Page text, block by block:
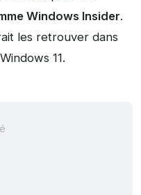
Windows Insider.
les retrouver dans
11.